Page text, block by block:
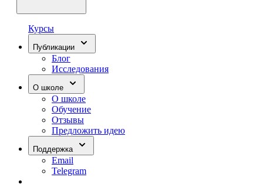
Курсы
Публикации
Блог
Исследования
О школе
О школе
Обучение
Отзывы
Предложить идею
Поддержка
Email
Telegram